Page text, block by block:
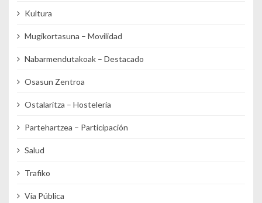
Kultura
Mugikortasuna – Movilidad
Nabarmendutakoak – Destacado
Osasun Zentroa
Ostalaritza – Hostelería
Partehartzea – Participación
Salud
Trafiko
Vía Pública